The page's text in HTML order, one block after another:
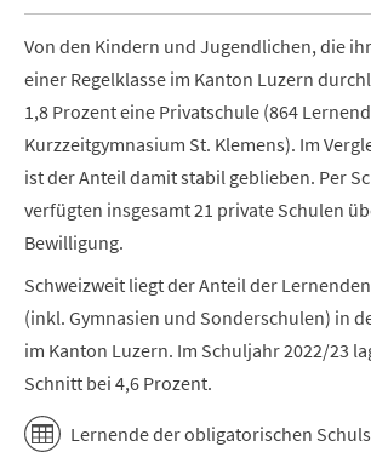
Von den Kindern und Jugendlichen, die
einer Regelklasse im Kanton Luzern
1,8 Prozent eine Privatschule (864
Kurzzeitgymnasium St. Klemens). Im
ist der Anteil damit stabil geblieben. Per
verfügten insgesamt 21 private Schulen
Bewilligung.
Schweizweit liegt der Anteil der
(inkl. Gymnasien und Sonderschulen) in
im Kanton Luzern. Im Schuljahr 2022/23
Schnitt bei 4,6 Prozent.
Lernende der obligatorischen